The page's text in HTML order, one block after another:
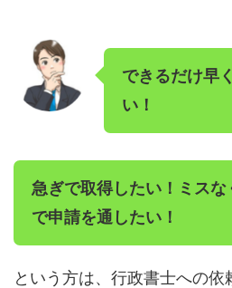
できるだけ早
い！
急ぎで取得したい！ミスな
で申請を通したい！
という方は、行政書士への